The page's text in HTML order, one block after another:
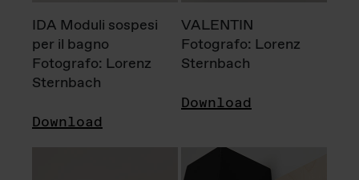
IDA Moduli sospesi
per il bagno
Fotografo: Lorenz
Sternbach
Download
VALENTIN
Fotografo: Lorenz
Sternbach
Download